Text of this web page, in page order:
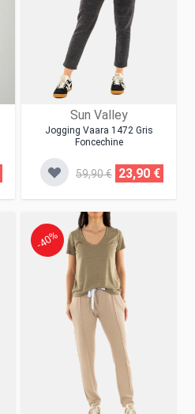
Sun Valley
Jogging Vaara 1472 Gris
Foncechine
59,90 € 23,90 €
-40%